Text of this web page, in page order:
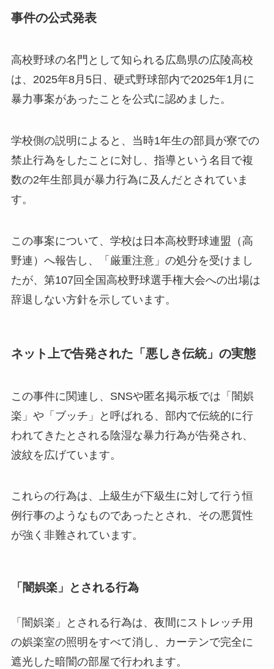
事件の公式発表
高校野球の名門として知られる広島県の広陵高校
は、2025年8月5日、硬式野球部内で2025年1月に
暴力事案があったことを公式に認めました。
学校側の説明によると、当時1年生の部員が寮での
禁止行為をしたことに対し、指導という名目で複
数の2年生部員が暴力行為に及んだとされていま
す。
この事案について、学校は日本高校野球連盟（高
野連）へ報告し、「厳重注意」の処分を受けまし
たが、第107回全国高校野球選手権大会への出場は
辞退しない方針を示しています。
ネット上で告発された「悪しき伝統」の実態
この事件に関連し、SNSや匿名掲示板では「闇娯
楽」や「ブッチ」と呼ばれる、部内で伝統的に行
われてきたとされる陰湿な暴力行為が告発され、
波紋を広げています。
これらの行為は、上級生が下級生に対して行う恒
例行事のようなものであったとされ、その悪質性
が強く非難されています。
「闇娯楽」とされる行為
「闇娯楽」とされる行為は、夜間にストレッチ用
の娯楽室の照明をすべて消し、カーテンで完全に
遮光した暗闇の部屋で行われます。